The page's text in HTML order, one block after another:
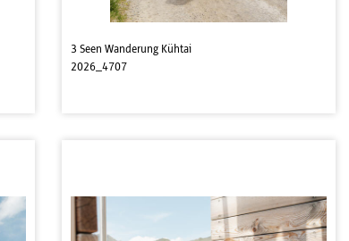
3 Seen Wanderung Kühtai
2026_4707